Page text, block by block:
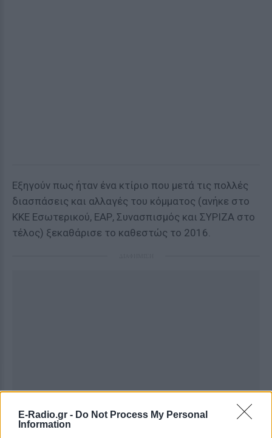
E-Radio.gr - Do Not Process My Personal
Information
Εξηγούν πως ήταν ένα κτίριο που μετά τις πολλές
διασπάσεις και αλλαγές του κόμματος (ανήκε στο
ΚΚΕ Εσωτερικού, ΕΑΡ, Συνασπισμός και ΣΥΡΙΖΑ στο
τέλος) ξεκαθάρισε το καθεστώς το 2016.